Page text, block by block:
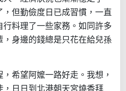
，但勤儉度日已成習慣，一直
料理了一些家務。如同許多
身邊的錢總是只花在給兒孫
希望阿嬤一路好走。我想，